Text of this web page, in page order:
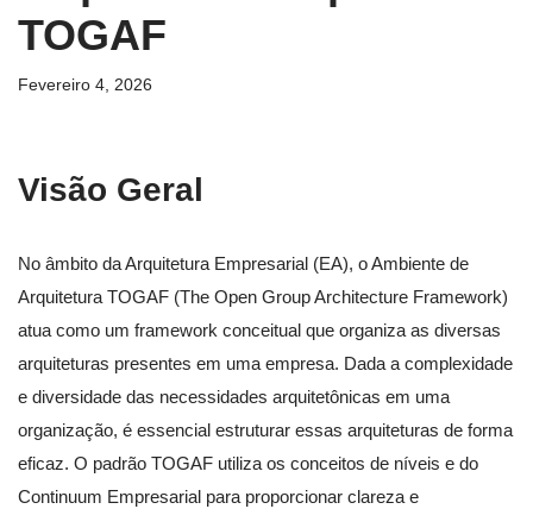
TOGAF
Fevereiro 4, 2026
Visão Geral
No âmbito da Arquitetura Empresarial (EA), o Ambiente de
Arquitetura TOGAF (The Open Group Architecture Framework)
atua como um framework conceitual que organiza as diversas
arquiteturas presentes em uma empresa. Dada a complexidade
e diversidade das necessidades arquitetônicas em uma
organização, é essencial estruturar essas arquiteturas de forma
eficaz. O padrão TOGAF utiliza os conceitos de níveis e do
Continuum Empresarial para proporcionar clareza e